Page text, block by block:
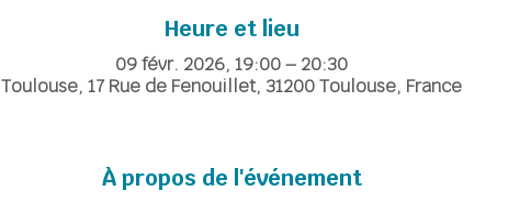
Heure et lieu
09 févr. 2026, 19:00 – 20:30
Toulouse, 17 Rue de Fenouillet, 31200 Toulouse, France
À propos de l'événement